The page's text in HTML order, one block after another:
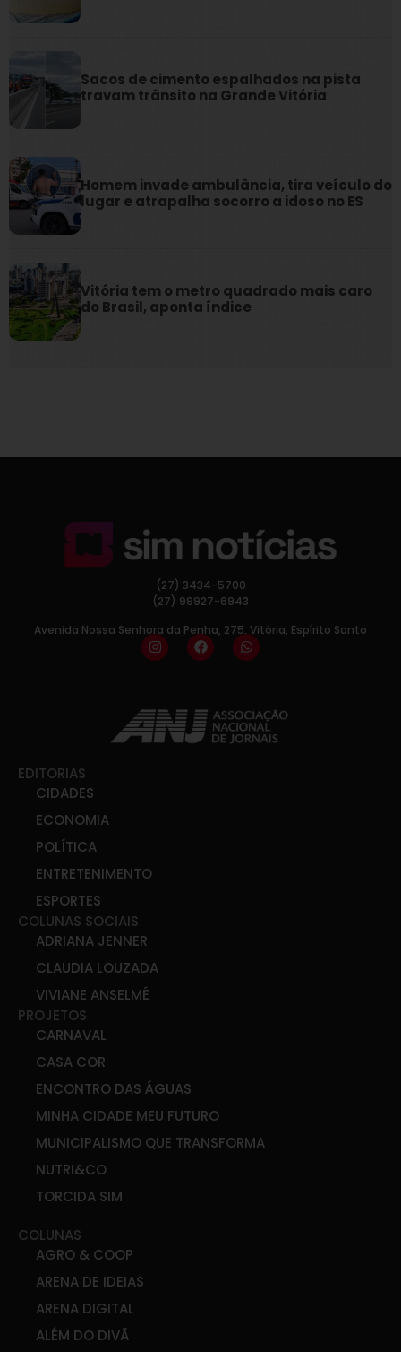
Sacos de cimento espalhados na pista
travam trânsito na Grande Vitória
Homem invade ambulância, tira veículo do
lugar e atrapalha socorro a idoso no ES
Vitória tem o metro quadrado mais caro
do Brasil, aponta índice
(27) 3434-5700
(27) 99927-6943
Avenida Nossa Senhora da Penha, 275, Vitória, Espírito Santo
EDITORIAS
CIDADES
ECONOMIA
POLÍTICA
ENTRETENIMENTO
ESPORTES
COLUNAS SOCIAIS
ADRIANA JENNER
CLAUDIA LOUZADA
VIVIANE ANSELMÉ
PROJETOS
CARNAVAL
CASA COR
ENCONTRO DAS ÁGUAS
MINHA CIDADE MEU FUTURO
MUNICIPALISMO QUE TRANSFORMA
NUTRI&CO
TORCIDA SIM
COLUNAS
AGRO & COOP
ARENA DE IDEIAS
ARENA DIGITAL
ALÉM DO DIVÃ